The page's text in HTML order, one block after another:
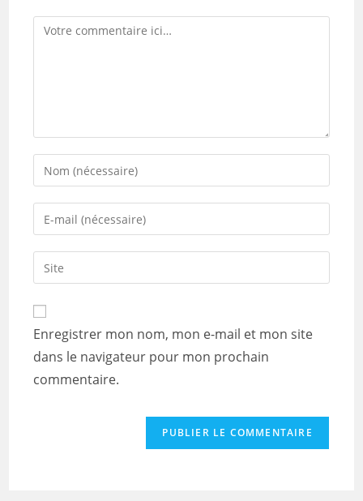
Comment
Enter
your
name
comment
Enter
your
email
address
comment
Saisir
l’URL
de
votre
site
(facultatif)
Enregistrer mon nom, mon e-mail et mon site
dans le navigateur pour mon prochain
commentaire.